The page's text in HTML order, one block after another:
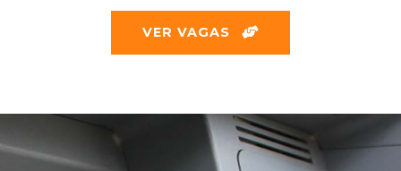
VER VAGAS